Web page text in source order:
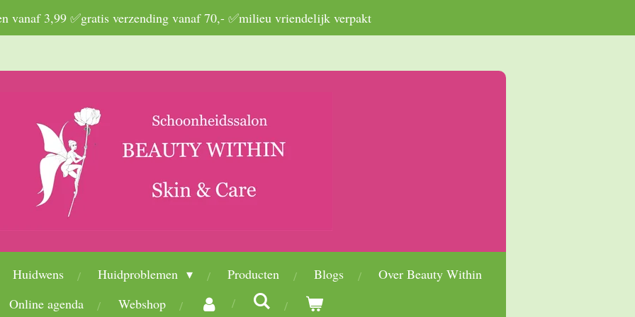
vanaf 3,99 ✅gratis verzending vanaf 70,- ✅milieu vriendelijk verpakt
Huidwens Huidproblemen Producten Blogs
Over Beauty Within
Online agenda
Webshop